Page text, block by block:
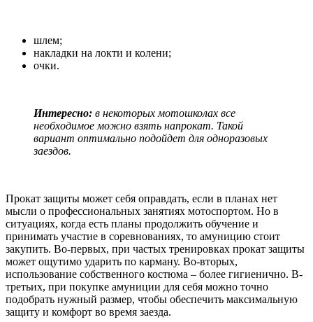
шлем;
накладки на локти и колени;
очки.
Интересно: в некоторых мотошколах все
необходимое можно взять напрокат. Такой
вариант оптимально подойдет для одноразовых
заездов.
Прокат защиты может себя оправдать, если в планах нет
мысли о профессиональных занятиях мотоспортом. Но в
ситуациях, когда есть планы продолжить обучение и
принимать участие в соревнованиях, то амуницию стоит
закупить. Во-первых, при частых тренировках прокат защиты
может ощутимо ударить по карману. Во-вторых,
использование собственного костюма – более гигиенично. В-
третьих, при покупке амуниции для себя можно точно
подобрать нужный размер, чтобы обеспечить максимальную
защиту и комфорт во время заезда.